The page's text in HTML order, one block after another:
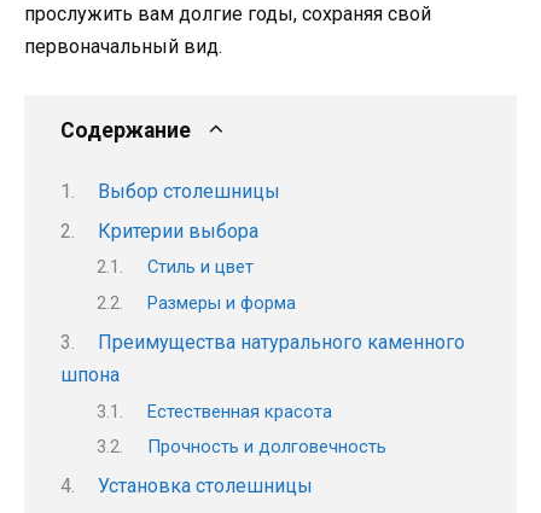
прослужить вам долгие годы, сохраняя свой
первоначальный вид.
Содержание
Выбор столешницы
Критерии выбора
Стиль и цвет
Размеры и форма
Преимущества натурального каменного
шпона
Естественная красота
Прочность и долговечность
Установка столешницы